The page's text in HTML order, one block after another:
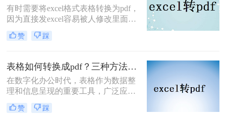
有时需要将excel格式表格转换为pdf，
因为直接发excel容易被人修改里面的
数据，因此我们需要将excel怎么转化
成pdf，以防止修改。以下是如何将
起来。
赞 踩
表格如何转换成pdf？三种方法轻松学会！
在数字化办公时代，表格作为数据整
理和信息呈现的重要工具，广泛应用
于各个领域。然而，为了确保表格在
不同平台和设备上的准确展示，将表
赞 踩